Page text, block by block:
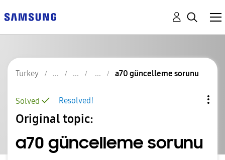
Turkey a70 güncelleme sorunu
Resolved!
Solved
Original topic:
a70 güncelleme sorunu